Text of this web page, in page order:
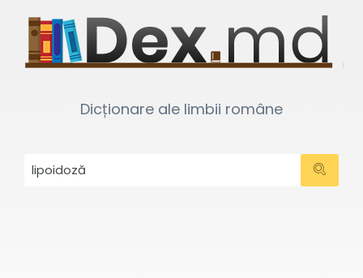
Dicționare ale limbii române